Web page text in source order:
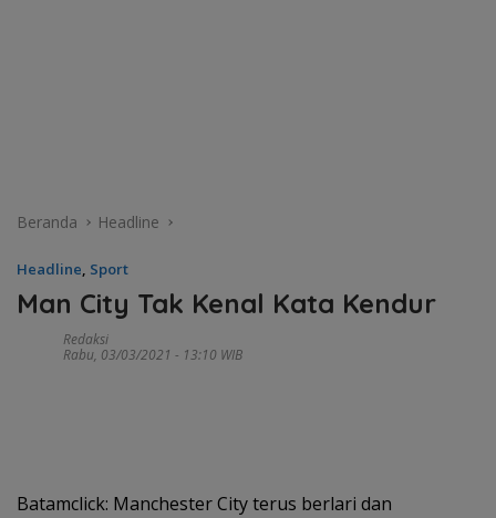
Beranda Headline
Headline, Sport
Man City Tak Kenal Kata Kendur
Redaksi
Rabu, 03/03/2021 - 13:10 WIB
Batamclick: Manchester City terus berlari dan